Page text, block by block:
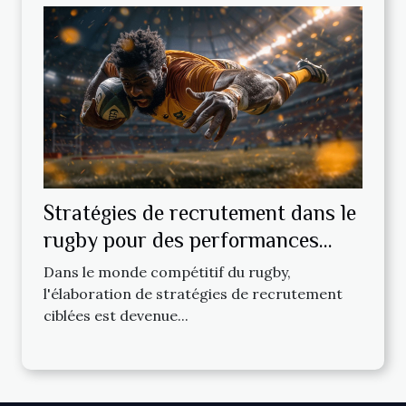
Stratégies de recrutement dans le
rugby pour des performances
améliorées
Dans le monde compétitif du rugby,
l'élaboration de stratégies de recrutement
ciblées est devenue...